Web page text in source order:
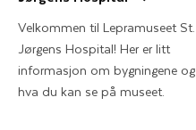
Velkommen til Lepramuseet St.
Jørgens Hospital! Her er litt
informasjon om bygningene og
hva du kan se på museet.